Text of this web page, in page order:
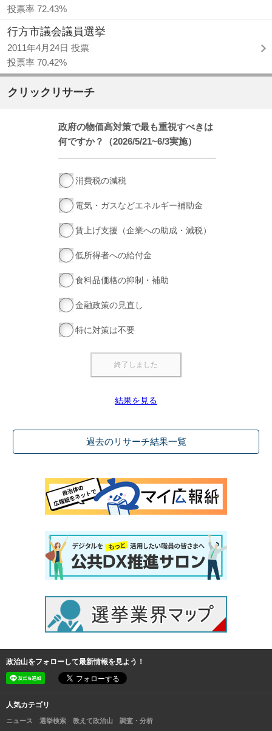
投票率 72.43%
行方市議会議員選挙
2011年4月24日 投票
投票率 70.42%
クリックリサーチ
政府の物価高対策で最も重視すべきは
何ですか？（2026/5/21~6/3実施）
消費税の減税
電気・ガスなどエネルギー補助金
賃上げ支援（企業への助成・減税）
低所得者への給付金
食料品価格の抑制・補助
金融政策の見直し
特に対策は不要
結果を見る
過去のリサーチ結果一覧
政治山をフォローして最新情報を見よう！
人気カテゴリ
ニュース 選挙検索 教えて政治山 調査・分析